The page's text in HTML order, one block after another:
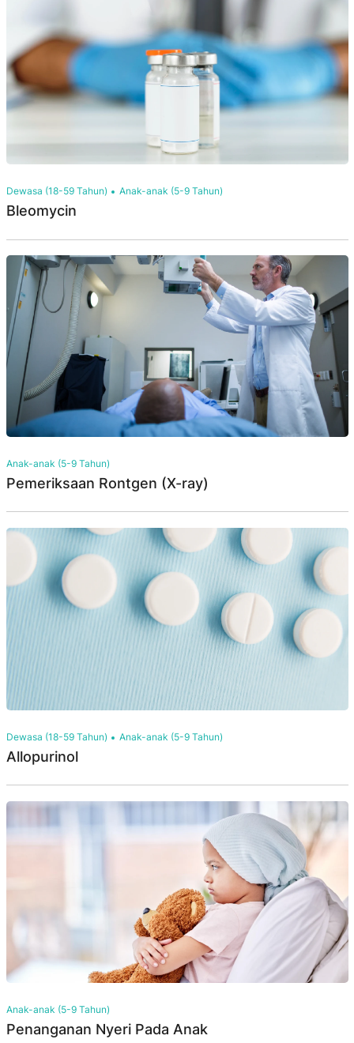
Dewasa (18-59 Tahun) Anak-anak (5-9 Tahun)
Bleomycin
Anak-anak (5-9 Tahun)
Pemeriksaan Rontgen (X-ray)
Dewasa (18-59 Tahun) Anak-anak (5-9 Tahun)
Allopurinol
Anak-anak (5-9 Tahun)
Penanganan Nyeri Pada Anak